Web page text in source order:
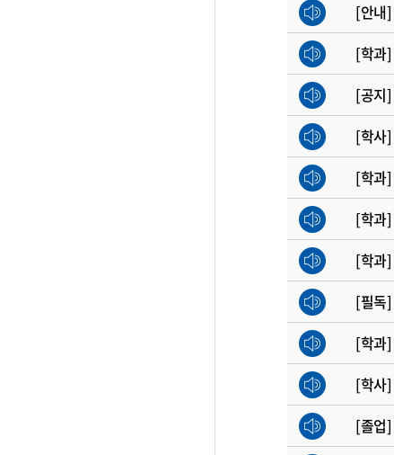
[안내
[공지]
[학사
[학과
[학과
[필독
[학과
[학사
[졸업